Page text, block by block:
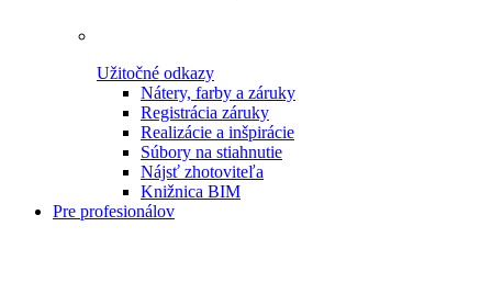
Užitočné odkazy
Nátery, farby a záruky
Registrácia záruky
Realizácie a inšpirácie
Súbory na stiahnutie
Nájsť zhotoviteľa
Knižnica BIM
Pre profesionálov